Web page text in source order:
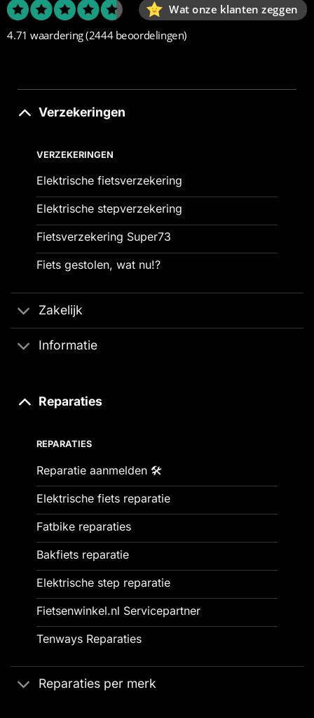
Wat onze klanten zeggen
4.71 waardering(2444 beoordelingen)
Verzekeringen
VERZEKERINGEN
Elektrische fietsverzekering
Elektrische stepverzekering
Fietsverzekering Super73
Fiets gestolen, wat nu!?
Zakelijk
Informatie
Reparaties
REPARATIES
Reparatie aanmelden 🛠️
Elektrische fiets reparatie
Fatbike reparaties
Bakfiets reparatie
Elektrische step reparatie
Fietsenwinkel.nl Servicepartner
Tenways Reparaties
Reparaties per merk